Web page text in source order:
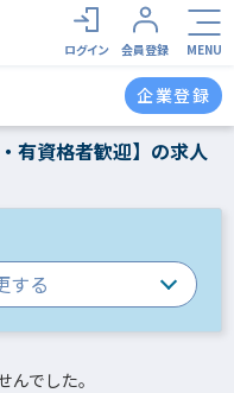
ログイン 会員登録 MENU
企業登録
有資格者歓迎】の求人
する
でした。